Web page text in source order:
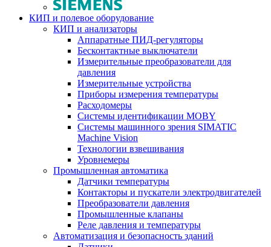
КИП и полевое оборудование
КИП и анализаторы
Аппаратные ПИД-регуляторы
Бесконтактные выключатели
Измерительные преобразователи для
давления
Измерительные устройства
Приборы измерения температуры
Расходомеры
Системы идентификации MOBY
Системы машинного зрения SIMATIC
Machine Vision
Технологии взвешивания
Уровнемеры
Промышленная автоматика
Датчики температуры
Контакторы и пускатели электродвигателей
Преобразователи давления
Промышленные клапаны
Реле давления и температуры
Автоматизация и безопасность зданий